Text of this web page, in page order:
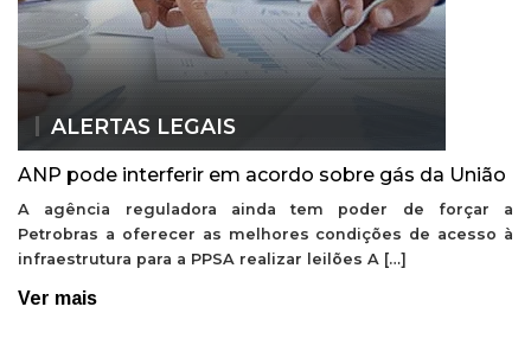
ALERTAS LEGAIS
ANP pode interferir em acordo sobre gás da União
A agência reguladora ainda tem poder de forçar a
Petrobras a oferecer as melhores condições de acesso à
infraestrutura para a PPSA realizar leilões A […]
Ver mais